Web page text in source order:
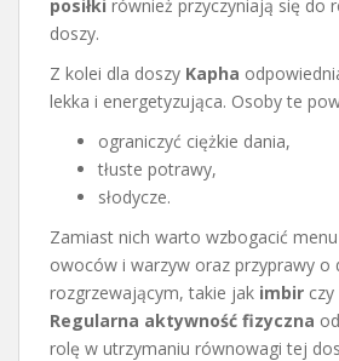
posiłki również przyczyniają się do
doszy.
Z kolei dla doszy Kapha
lekka i energetyzująca. Osoby te
ograniczyć ciężkie dania,
tłuste potrawy,
słodycze.
Zamiast nich warto wzbogacić
owoców i warzyw oraz przyprawy o
rozgrzewającym, takie jak imbir czy
Regularna aktywność fizyczna
rolę w utrzymaniu równowagi tej